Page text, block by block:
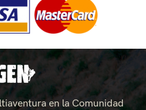
en la Comunidad